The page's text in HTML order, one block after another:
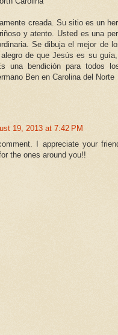
creada. Su sitio es un
y atento. Usted es una
Se dibuja el mejor de
de que Jesús es su
una bendición para todos
Ben en Carolina del Norte
19, 2013 at 7:42 PM
I appreciate your
the ones around you!!